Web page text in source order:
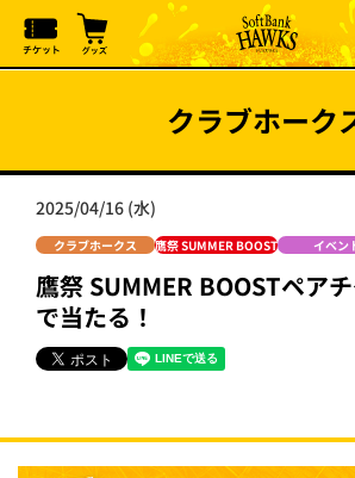
クラブホーク
2025/04/16 (水)
クラブホークス 鷹祭 SUMMER BOOST イベン
鷹祭 SUMMER BOOSTペア
で当たる！